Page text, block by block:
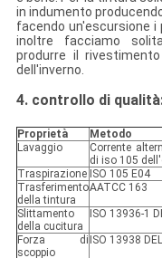
in indumento
facendo un'escursione i
inoltre facciamo
produrre il
dell'inverno.
4. controllo di
Proprietà Metodo
Lavaggio
Corrente
di iso 105
Traspirazione ISO 105 E04
Trasferimento
della tintura
AATCC 163
Slittamento
della cucitura
ISO 13936-1
Forza di
scoppio
ISO 13938